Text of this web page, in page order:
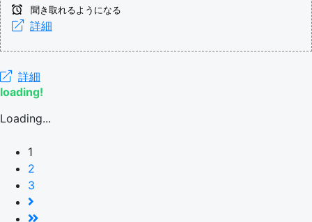
聞き取れるようになる
詳細
詳細
loading!
Loading...
1
2
3